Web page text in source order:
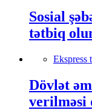
Sosial
tətbiq
Ekspress
Dövlət
verilməsi